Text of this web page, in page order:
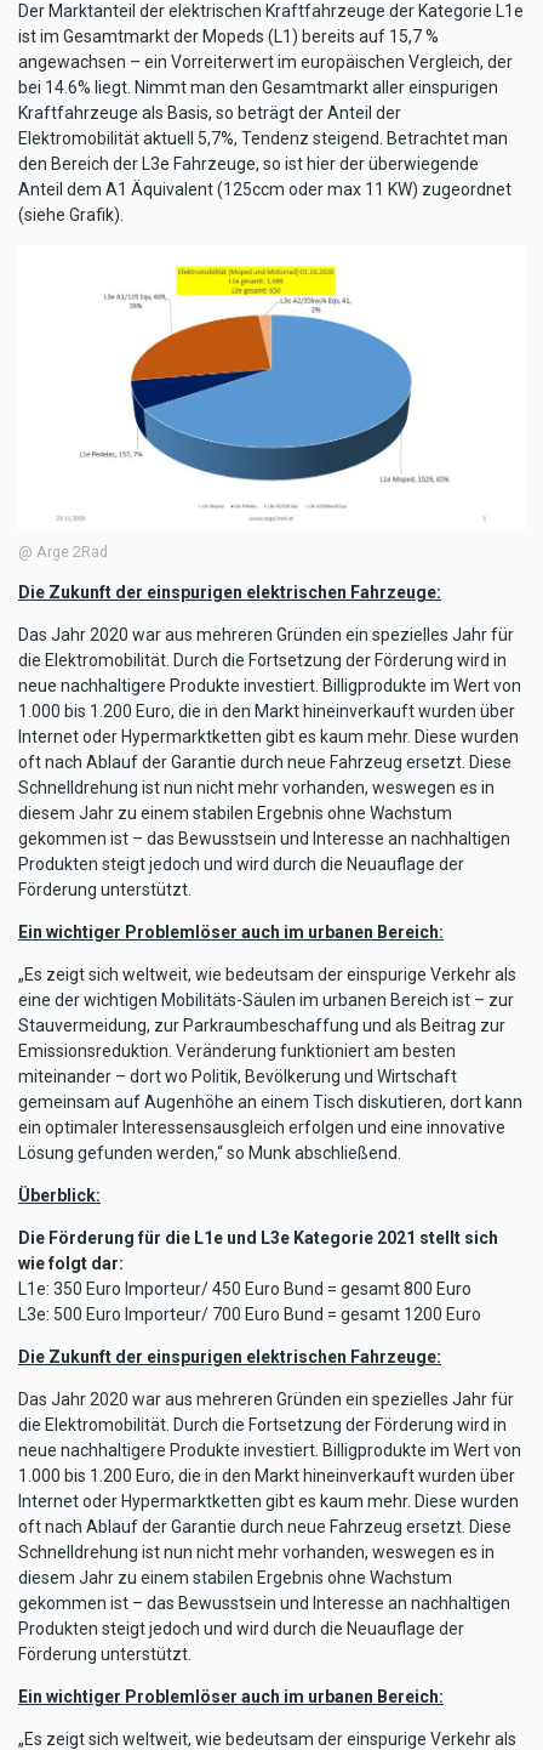
Der Marktanteil der elektrischen Kraftfahrzeuge der Kategorie L1e
ist im Gesamtmarkt der Mopeds (L1) bereits auf 15,7 %
angewachsen – ein Vorreiterwert im europäischen Vergleich, der
bei 14.6% liegt. Nimmt man den Gesamtmarkt aller einspurigen
Kraftfahrzeuge als Basis, so beträgt der Anteil der
Elektromobilität aktuell 5,7%, Tendenz steigend. Betrachtet man
den Bereich der L3e Fahrzeuge, so ist hier der überwiegende
Anteil dem A1 Äquivalent (125ccm oder max 11 KW) zugeordnet
(siehe Grafik).
@ Arge 2Rad
Die Zukunft der einspurigen elektrischen Fahrzeuge:
Das Jahr 2020 war aus mehreren Gründen ein spezielles Jahr für
die Elektromobilität. Durch die Fortsetzung der Förderung wird in
neue nachhaltigere Produkte investiert. Billigprodukte im Wert von
1.000 bis 1.200 Euro, die in den Markt hineinverkauft wurden über
Internet oder Hypermarktketten gibt es kaum mehr. Diese wurden
oft nach Ablauf der Garantie durch neue Fahrzeug ersetzt. Diese
Schnelldrehung ist nun nicht mehr vorhanden, weswegen es in
diesem Jahr zu einem stabilen Ergebnis ohne Wachstum
gekommen ist – das Bewusstsein und Interesse an nachhaltigen
Produkten steigt jedoch und wird durch die Neuauflage der
Förderung unterstützt.
Ein wichtiger Problemlöser auch im urbanen Bereich:
„Es zeigt sich weltweit, wie bedeutsam der einspurige Verkehr als
eine der wichtigen Mobilitäts-Säulen im urbanen Bereich ist – zur
Stauvermeidung, zur Parkraumbeschaffung und als Beitrag zur
Emissionsreduktion. Veränderung funktioniert am besten
miteinander – dort wo Politik, Bevölkerung und Wirtschaft
gemeinsam auf Augenhöhe an einem Tisch diskutieren, dort kann
ein optimaler Interessensausgleich erfolgen und eine innovative
Lösung gefunden werden,“ so Munk abschließend.
Überblick:
Die Förderung für die L1e und L3e Kategorie 2021 stellt sich
wie folgt dar:
L1e: 350 Euro Importeur/ 450 Euro Bund = gesamt 800 Euro
L3e: 500 Euro Importeur/ 700 Euro Bund = gesamt 1200 Euro
Die Zukunft der einspurigen elektrischen Fahrzeuge:
Das Jahr 2020 war aus mehreren Gründen ein spezielles Jahr für
die Elektromobilität. Durch die Fortsetzung der Förderung wird in
neue nachhaltigere Produkte investiert. Billigprodukte im Wert von
1.000 bis 1.200 Euro, die in den Markt hineinverkauft wurden über
Internet oder Hypermarktketten gibt es kaum mehr. Diese wurden
oft nach Ablauf der Garantie durch neue Fahrzeug ersetzt. Diese
Schnelldrehung ist nun nicht mehr vorhanden, weswegen es in
diesem Jahr zu einem stabilen Ergebnis ohne Wachstum
gekommen ist – das Bewusstsein und Interesse an nachhaltigen
Produkten steigt jedoch und wird durch die Neuauflage der
Förderung unterstützt.
Ein wichtiger Problemlöser auch im urbanen Bereich:
„Es zeigt sich weltweit, wie bedeutsam der einspurige Verkehr als